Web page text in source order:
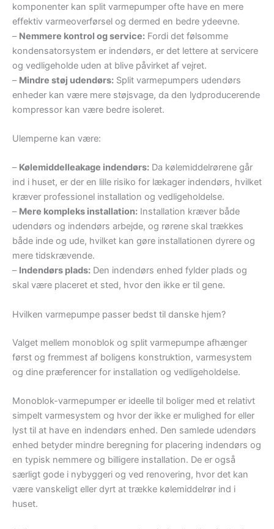
komponenter kan split varmepumper ofte have en mere
effektiv varmeoverførsel og dermed en bedre ydeevne.
– Nemmere kontrol og service: Fordi det følsomme
kondensatorsystem er indendørs, er det lettere at servicere
og vedligeholde uden at blive påvirket af vejret.
– Mindre støj udendørs: Split varmepumpers udendørs
enheder kan være mere støjsvage, da den lydproducerende
kompressor kan være bedre isoleret.
Ulemperne kan være:
– Kølemiddelleakage indendørs: Da kølemiddelrørene går
ind i huset, er der en lille risiko for lækager indendørs, hvilket
kræver professionel installation og vedligeholdelse.
– Mere kompleks installation: Installation kræver både
udendørs og indendørs arbejde, og rørene skal trækkes
både inde og ude, hvilket kan gøre installationen dyrere og
mere tidskrævende.
– Indendørs plads: Den indendørs enhed fylder plads og
skal være placeret et sted, hvor den ikke er til gene.
Hvilken varmepumpe passer bedst til danske hjem?
Valget mellem monoblok og split varmepumpe afhænger
først og fremmest af boligens konstruktion, varmesystem
og dine præferencer for installation og vedligeholdelse.
Monoblok-varmepumper er ideelle til boliger med et relativt
simpelt varmesystem og hvor der ikke er mulighed for eller
lyst til at have en indendørs enhed. Den samlede udendørs
enhed betyder mindre beregning for placering indendørs og
en typisk nemmere og billigere installation. De er også
særligt gode i nybyggeri og ved renovering, hvor det kan
være vanskeligt eller dyrt at trække kølemiddelrør ind i
huset.